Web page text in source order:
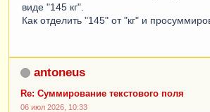
виде "145 кг".
Как отделить "145" от "кг" и
antoneus
Re: Суммирование текстового поля
06 июл 2026, 10:33